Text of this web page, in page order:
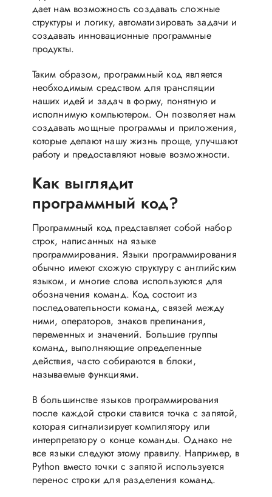
дает нам возможность создавать сложные
структуры и логику, автоматизировать задачи и
создавать инновационные программные
продукты.
Таким образом, программный код является
необходимым средством для трансляции
наших идей и задач в форму, понятную и
исполнимую компьютером. Он позволяет нам
создавать мощные программы и приложения,
которые делают нашу жизнь проще, улучшают
работу и предоставляют новые возможности.
Как выглядит
программный код?
Программный код представляет собой набор
строк, написанных на языке
программирования. Языки программирования
обычно имеют схожую структуру с английским
языком, и многие слова используются для
обозначения команд. Код состоит из
последовательности команд, связей между
ними, операторов, знаков препинания,
переменных и значений. Большие группы
команд, выполняющие определенные
действия, часто собираются в блоки,
называемые функциями.
В большинстве языков программирования
после каждой строки ставится точка с запятой,
которая сигнализирует компилятору или
интерпретатору о конце команды. Однако не
все языки следуют этому правилу. Например, в
Python вместо точки с запятой используется
перенос строки для разделения команд.